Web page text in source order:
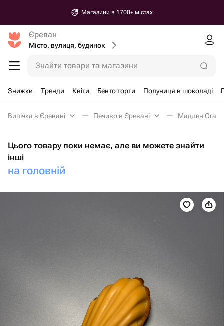
Магазини в 1700+ містах
Єреван
Місто, вулиця, будинок
Знайти товари та магазини
Знижки Тренди Квіти Бенто торти Полуниця в шоколаді
Випічка в Єревані Печиво в Єревані Мадлен
Цього товару поки немає, але ви можете знайти
інші
на головній